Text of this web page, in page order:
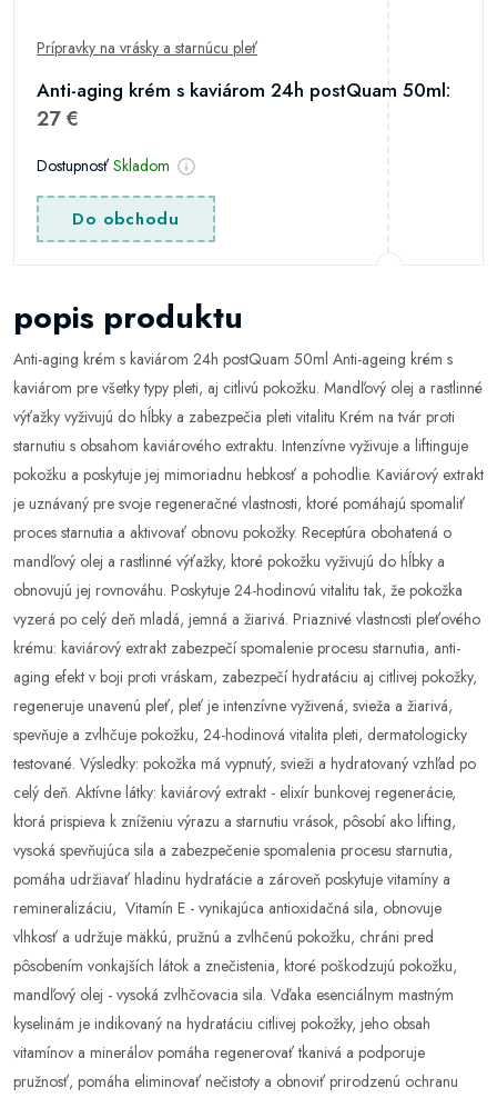
Prípravky na vrásky a starnúcu pleť
Anti-aging krém s kaviárom 24h postQuam 50ml:
27 €
Dostupnosť Skladom
Do obchodu
popis produktu
Anti-aging krém s kaviárom 24h postQuam 50ml Anti-ageing krém s
kaviárom pre všetky typy pleti, aj citlivú pokožku. Mandľový olej a rastlinné
výťažky vyživujú do hĺbky a zabezpečia pleti vitalitu Krém na tvár proti
starnutiu s obsahom kaviárového extraktu. Intenzívne vyživuje a liftinguje
pokožku a poskytuje jej mimoriadnu hebkosť a pohodlie. Kaviárový extrakt
je uznávaný pre svoje regeneračné vlastnosti, ktoré pomáhajú spomaliť
proces starnutia a aktivovať obnovu pokožky. Receptúra ​​obohatená o
mandľový olej a rastlinné výťažky, ktoré pokožku vyživujú do hĺbky a
obnovujú jej rovnováhu. Poskytuje 24-hodinovú vitalitu tak, že pokožka
vyzerá po celý deň mladá, jemná a žiarivá. Priaznivé vlastnosti pleťového
krému: kaviárový extrakt zabezpečí spomalenie procesu starnutia, anti-
aging efekt v boji proti vráskam, zabezpečí hydratáciu aj citlivej pokožky,
regeneruje unavenú pleť, pleť je intenzívne vyživená, svieža a žiarivá,
spevňuje a zvlhčuje pokožku, 24-hodinová vitalita pleti, dermatologicky
testované. Výsledky: pokožka má vypnutý, svieži a hydratovaný vzhľad po
celý deň. Aktívne látky: kaviárový extrakt - elixír bunkovej regenerácie,
ktorá prispieva k zníženiu výrazu a starnutiu vrások, pôsobí ako lifting,
vysoká spevňujúca sila a zabezpečenie spomalenia procesu starnutia,
pomáha udržiavať hladinu hydratácie a zároveň poskytuje vitamíny a
remineralizáciu, Vitamín E - vynikajúca antioxidačná sila, obnovuje
vlhkosť a udržuje mäkkú, pružnú a zvlhčenú pokožku, chráni pred
pôsobením vonkajších látok a znečistenia, ktoré poškodzujú pokožku,
mandľový olej - vysoká zvlhčovacia sila. Vďaka esenciálnym mastným
kyselinám je indikovaný na hydratáciu citlivej pokožky, jeho obsah
vitamínov a minerálov pomáha regenerovať tkanivá a podporuje
pružnosť, pomáha eliminovať nečistoty a obnoviť prirodzenú ochranu